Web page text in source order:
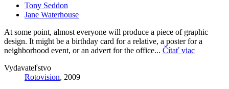
Tony Seddon
Jane Waterhouse
At some point, almost everyone will produce a piece of graphic
design. It might be a birthday card for a relative, a poster for a
neighborhood event, or an advert for the office... Čítať viac
Vydavateľstvo
Rotovision, 2009